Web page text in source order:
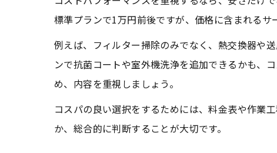
標準プランで1万円前後ですが、価格に含まれるサ
例えば、フィルター掃除のみでなく、熱交換器や
ンで抗菌コートや室外機洗浄を追加できるかも、
め、内容を重視しましょう。
コスパの良い選択をするためには、料金表や作業
か、総合的に判断することが大切です。